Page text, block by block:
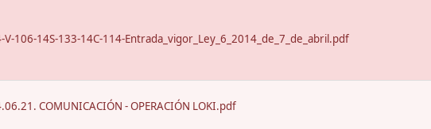
V-106-14S-133-14C-114-Entrada_vigor_Ley_6_2014_de_7_de_abril.pdf
COMUNICACIÓN - OPERACIÓN LOKI.pdf